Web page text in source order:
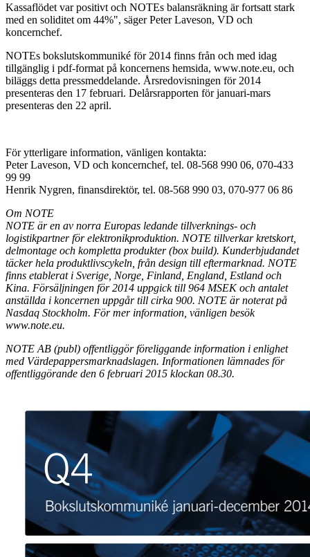
Kassaflödet var positivt och NOTEs balansräkning är fortsatt stark
med en soliditet om 44%", sägerPeter Laveson, VD och
koncernchef.
NOTEs bokslutskommuniké för 2014 finns från och med idag
tillgänglig i pdf-format på koncernens hemsida, www.note.eu, och
biläggs detta pressmeddelande. Årsredovisningen för 2014
presenteras den 17 februari. Delårsrapporten för januari-mars
presenteras den 22 april.
För ytterligare information, vänligen kontakta:
Peter Laveson, VD och koncernchef, tel. 08-568 990 06, 070-433
99 99
Henrik Nygren, finansdirektör, tel. 08-568 990 03, 070-977 06 86
Om NOTE
NOTE är en av norra Europas ledande tillverknings- och
logistikpartner för elektronikproduktion. NOTE tillverkar kretskort,
delmontage och kompletta produkter (box build). Kunderbjudandet
täcker hela produktlivscykeln, från design till eftermarknad. NOTE
finns etablerat i Sverige, Norge, Finland, England, Estland och
Kina. Försäljningen för 2014 uppgick till 964 MSEK och antalet
anställda i koncernen uppgår till cirka 900. NOTE är noterat på
Nasdaq Stockholm. För mer information, vänligen besök
www.note.eu.
NOTE AB (publ) offentliggör föreliggande information i enlighet
med Värdepappersmarknadslagen. Informationen lämnades för
offentliggörande den 6 februari 2015 klockan 08.30.